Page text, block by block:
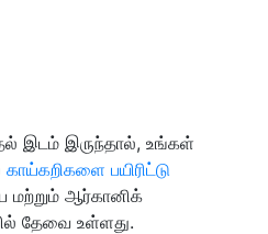
இடம் இருந்தால், உங்கள்
காய்கறிகளை பயிரிட்டு
மற்றும் ஆர்கானிக்
தேவை உள்ளது.